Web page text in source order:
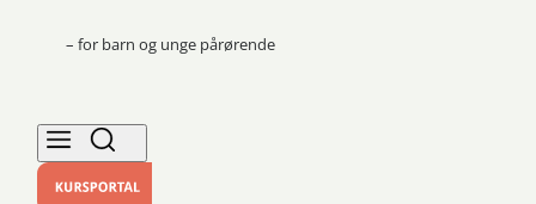
– for barn og unge pårørende